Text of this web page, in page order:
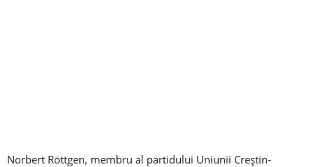
Norbert Röttgen, membru al partidului Uniunii Creștin-